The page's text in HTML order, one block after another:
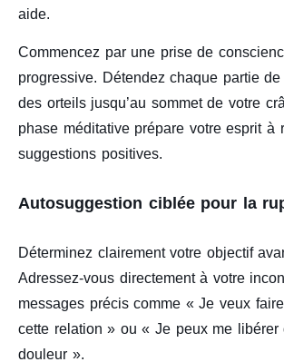
aide.
Commencez par une prise de
progressive. Détendez chaque partie
des orteils jusqu’au sommet de votre
phase méditative prépare votre esprit à
suggestions positives.
Autosuggestion ciblée pour la
Déterminez clairement votre objectif
Adressez-vous directement à votre
messages précis comme « Je veux
cette relation » ou « Je peux me libérer
douleur ».